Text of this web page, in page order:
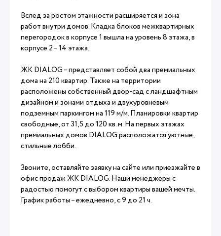
Вслед за ростом этажности расширяется и зона
работ внутри домов. Кладка блоков межквартирных
перегородок в корпусе 1 вышла на уровень 8 этажа, в
корпусе 2 – 14 этажа.
ЖК DIALOG – представляет собой два премиальных
дома на 210 квартир. Также на территории
расположены собственный двор-сад с ландшафтным
дизайном и зонами отдыха и двухуровневым
подземным паркингом на 119 м/м. Планировки квартир
свободные, от 31,5 до 120 кв. м. На первых этажах
премиальных домов DIALOG расположатся уютные,
стильные лобби.
Звоните, оставляйте заявку на сайте или приезжайте в
офис продаж ЖК DIALOG. Наши менеджеры с
радостью помогут с выбором квартиры вашей мечты.
График работы – ежедневно, с 9 до 21 ч.